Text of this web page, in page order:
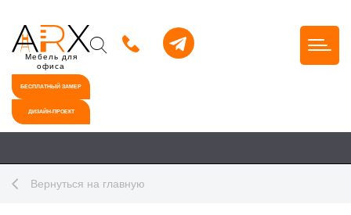
Мебель для
офиса
БЕСПЛАТНЫЙ ЗАМЕР
ДИЗАЙН-ПРОЕКТ
Вернуться на главную